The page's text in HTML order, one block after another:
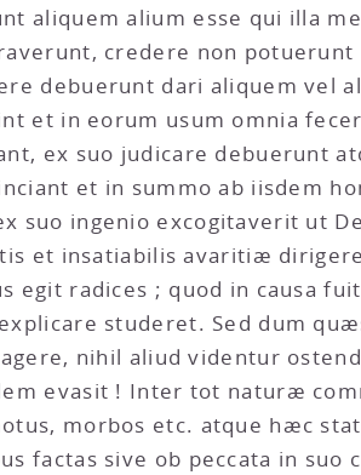
aliquem alium esse qui illa
credere non
debuerunt dari aliquem vel
et in eorum usum omnia
ex suo judicare debuerunt
et in summo ab iisdem
suo ingenio excogitaverit ut
et insatiabilis avaritiæ
egit radices ; quod in causa
studeret. Sed dum
nihil aliud videntur
evasit ! Inter tot naturæ
morbos etc. atque hæc
factas sive ob peccata in